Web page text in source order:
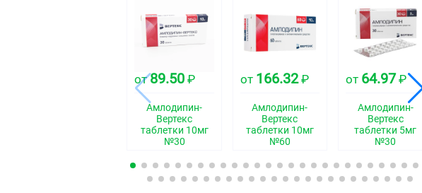
от89.50 ₽
Амлодипин-
Вертекс
таблетки 10мг
№30
от 166.32₽
Амлодипин-
Вертекс
таблетки 10мг
№60
от 64.97₽
Амлодипин-
Вертекс
таблетки 5мг
№30